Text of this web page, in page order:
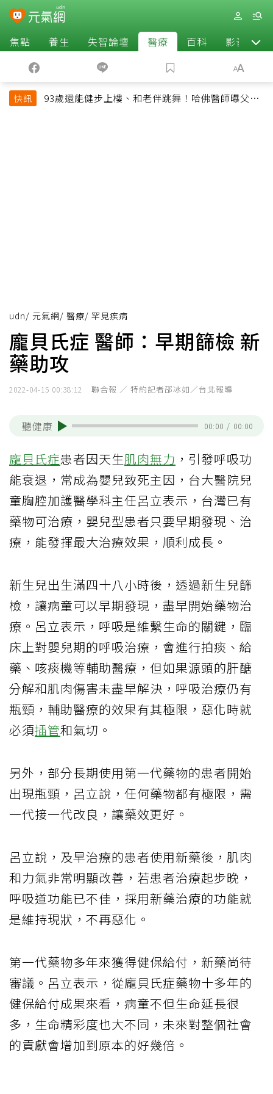
焦點 養生 失智論壇 醫療 百科 影音
快訊
93歲還能健步上樓、和老伴跳舞！哈佛醫師曝父親
udn/ 元氣網/ 醫療/ 罕見疾病
龐貝氏症 醫師：早期篩檢 新
藥助攻
2022-04-15 00:38:12 聯合報 ／ 特約記者邵冰如／台北報導
聽健康 00:00 / 00:00
龐貝氏症患者因天生肌肉無力 ，引發呼吸功
能衰退，常成為嬰兒致死主因，台大醫院兒
童胸腔加護醫學科主任呂立表示，台灣已有
藥物可治療，嬰兒型患者只要早期發現、治
療，能發揮最大治療效果，順利成長。
新生兒出生滿四十八小時後，透過新生兒篩
檢，讓病童可以早期發現，盡早開始藥物治
療。呂立表示，呼吸是維繫生命的關鍵，臨
床上對嬰兒期的呼吸治療，會進行拍痰、給
藥、咳痰機等輔助醫療，但如果源頭的肝醣
分解和肌肉傷害未盡早解決，呼吸治療仍有
瓶頸，輔助醫療的效果有其極限，惡化時就
必須插管和氣切。
另外，部分長期使用第一代藥物的患者開始
出現瓶頸，呂立說，任何藥物都有極限，需
一代接一代改良，讓藥效更好。
呂立說，及早治療的患者使用新藥後，肌肉
和力氣非常明顯改善，若患者治療起步晚，
呼吸道功能已不佳，採用新藥治療的功能就
是維持現狀，不再惡化。
第一代藥物多年來獲得健保給付，新藥尚待
審議。呂立表示，從龐貝氏症藥物十多年的
健保給付成果來看，病童不但生命延長很
多，生命精彩度也大不同，未來對整個社會
的貢獻會增加到原本的好幾倍。